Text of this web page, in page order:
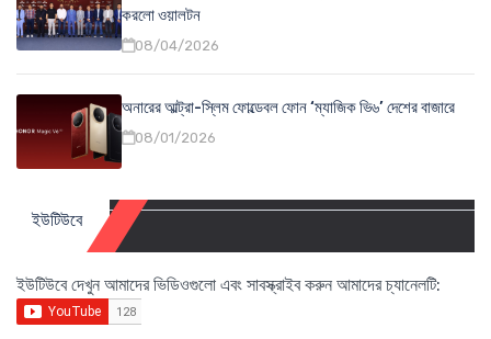
করলো ওয়ালটন
08/04/2026
অনারের আল্ট্রা-স্লিম ফোল্ডেবল ফোন ‘ম্যাজিক ভি৬’ দেশের বাজারে
08/01/2026
ইউটিউবে
ইউটিউবে দেখুন আমাদের ভিডিওগুলো এবং সাবস্ক্রাইব করুন আমাদের চ্যানেলটি: